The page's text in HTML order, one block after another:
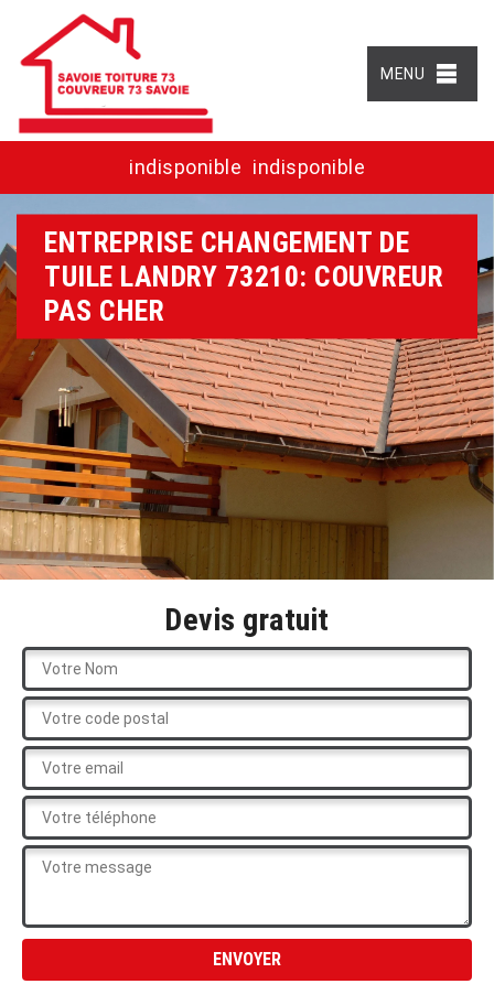
MENU
indisponible indisponible
ENTREPRISE CHANGEMENT DE
TUILE LANDRY 73210: COUVREUR
PAS CHER
Devis gratuit